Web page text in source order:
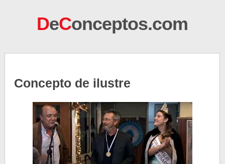
DeConceptos.com
Concepto de ilustre